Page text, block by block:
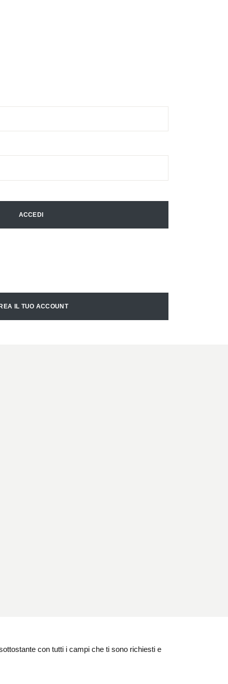
ACCEDI
IL TUO ACCOUNT
con tutti i campi che ti sono richiesti e